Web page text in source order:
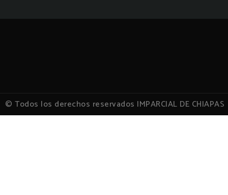
© Todos los derechos reservados IMPARCIAL DE CHIAPAS